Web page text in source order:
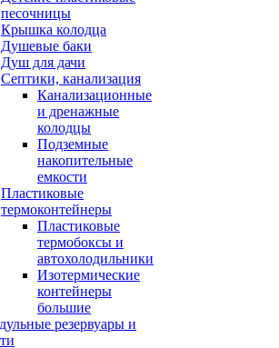
песочницы
Крышка колодца
Душевые баки
Душ для дачи
Септики, канализация
Канализационные
и дренажные
колодцы
Подземные
накопительные
емкости
Пластиковые
термоконтейнеры
Пластиковые
термобоксы и
автохолодильники
Изотермические
контейнеры
большие